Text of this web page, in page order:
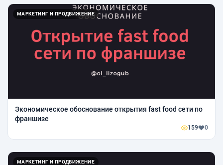
МАРКЕТИНГ И ПРОДВИЖЕНИЕ
Экономическое обоснование открытия fast food сети по
франшизе
159 0
МАРКЕТИНГ И ПРОДВИЖЕНИЕ